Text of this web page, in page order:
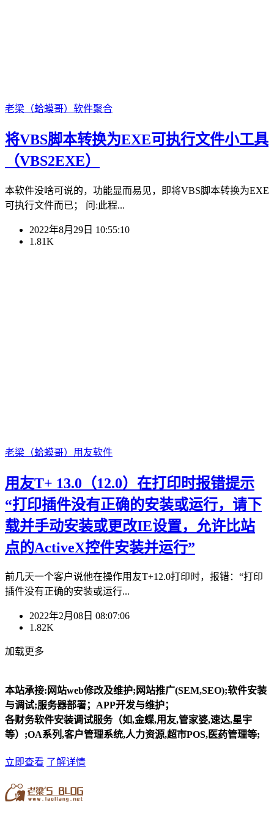
老梁（蛤蟆哥） 软件聚合
将VBS脚本转换为EXE可执行文件小工具
（VBS2EXE）
本软件没啥可说的，功能显而易见，即将VBS脚本转换为EXE
可执行文件而已； 问:此程...
2022年8月29日 10:55:10
1.81K
老梁（蛤蟆哥） 用友软件
用友T+ 13.0（12.0）在打印时报错提示
“打印插件没有正确的安装或运行，请下
载并手动安装或更改IE设置，允许比站
点的ActiveX控件安装并运行”
前几天一个客户说他在操作用友T+12.0打印时，报错：“打印
插件没有正确的安装或运行...
2022年2月08日 08:07:06
1.82K
加载更多
本站承接:网站web修改及维护;网站推广(SEM,SEO);软件安装
与调试;服务器部署；APP开发与维护；
各财务软件安装调试服务（如,金蝶,用友,管家婆,速达,星宇
等）;OA系列,客户管理系统,人力资源,超市POS,医药管理等;
立即查看 了解详情